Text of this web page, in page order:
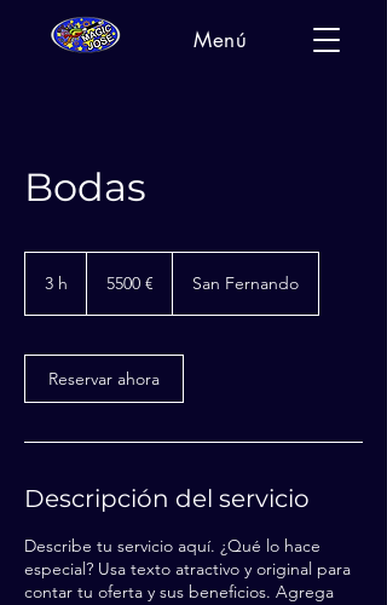
Menú
Bodas
3 h 5500 € San Fernando
Reservar ahora
Descripción del servicio
Describe tu servicio aquí. ¿Qué lo hace
especial? Usa texto atractivo y original para
contar tu oferta y sus beneficios. Agrega